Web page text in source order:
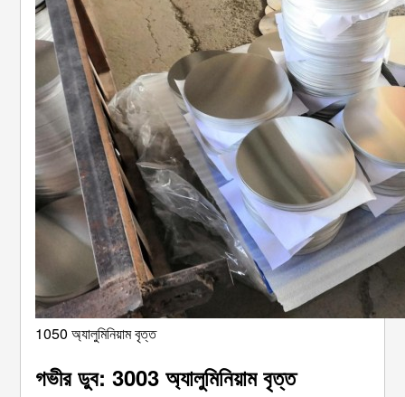
1050 অ্যালুমিনিয়াম বৃত্ত
গভীর ডুব: 3003 অ্যালুমিনিয়াম বৃত্ত